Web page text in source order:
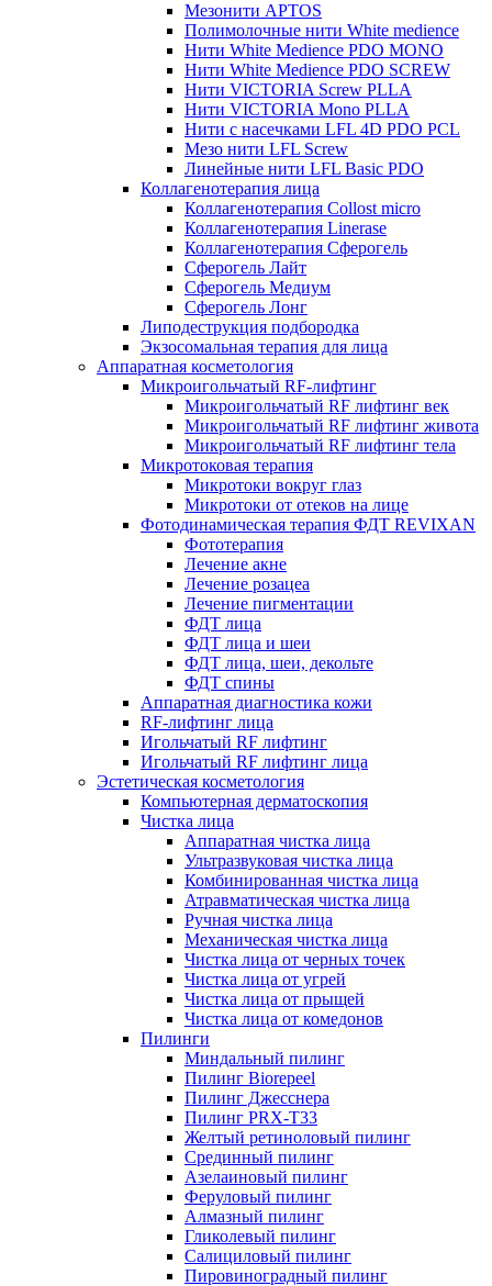
Мезонити APTOS
Полимолочные нити White medience
Нити White Medience PDO MONO
Нити White Medience PDO SCREW
Нити VICTORIA Screw PLLA
Нити VICTORIA Mono PLLA
Нити с насечками LFL 4D PDO PCL
Мезо нити LFL Screw
Линейные нити LFL Basic PDO
Коллагенотерапия лица
Коллагенотерапия Collost micro
Коллагенотерапия Linerase
Коллагенотерапия Сферогель
Сферогель Лайт
Сферогель Медиум
Сферогель Лонг
Липодеструкция подбородка
Экзосомальная терапия для лица
Аппаратная косметология
Микроигольчатый RF-лифтинг
Микроигольчатый RF лифтинг век
Микроигольчатый RF лифтинг живота
Микроигольчатый RF лифтинг тела
Микротоковая терапия
Микротоки вокруг глаз
Микротоки от отеков на лице
Фотодинамическая терапия ФДТ REVIXAN
Фототерапия
Лечение акне
Лечение розацеа
Лечение пигментации
ФДТ лица
ФДТ лица и шеи
ФДТ лица, шеи, декольте
ФДТ спины
Аппаратная диагностика кожи
RF-лифтинг лица
Игольчатый RF лифтинг
Игольчатый RF лифтинг лица
Эстетическая косметология
Компьютерная дерматоскопия
Чистка лица
Аппаратная чистка лица
Ультразвуковая чистка лица
Комбинированная чистка лица
Атравматическая чистка лица
Ручная чистка лица
Механическая чистка лица
Чистка лица от черных точек
Чистка лица от угрей
Чистка лица от прыщей
Чистка лица от комедонов
Пилинги
Миндальный пилинг
Пилинг Biorepeel
Пилинг Джесснера
Пилинг PRX-T33
Желтый ретиноловый пилинг
Срединный пилинг
Азелаиновый пилинг
Феруловый пилинг
Алмазный пилинг
Гликолевый пилинг
Салициловый пилинг
Пировиноградный пилинг